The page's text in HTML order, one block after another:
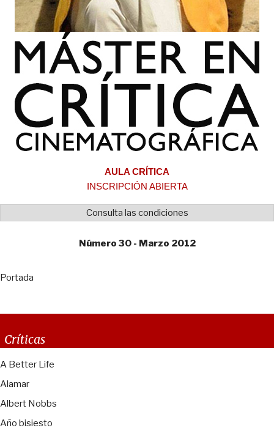
AULA CRÍTICA
INSCRIPCIÓN ABIERTA
Consulta las condiciones
Número 30 - Marzo 2012
Portada
Críticas
A Better Life
Alamar
Albert Nobbs
Año bisiesto